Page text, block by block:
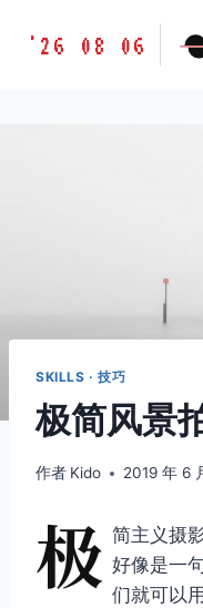
胶
'26 08 06
SKILLS · 技巧
极简风景
作者 Kido 2019 年 6
极 简主义摄
好像是一
们就可以